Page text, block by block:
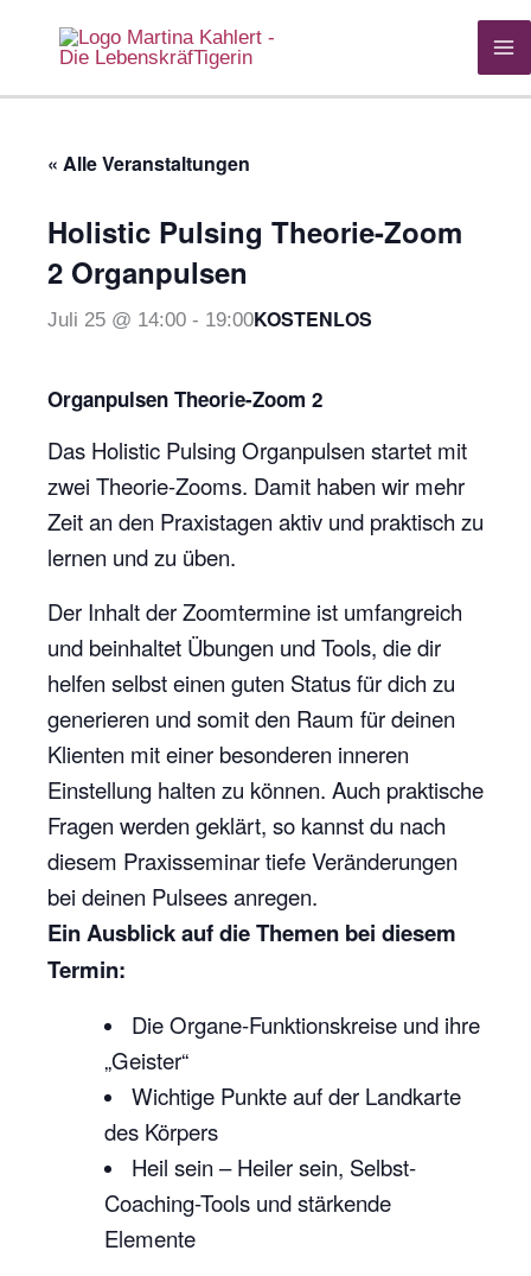
springen
« Alle Veranstaltungen
Holistic Pulsing Theorie-Zoom
2 Organpulsen
Juli 25 @ 14:00 - 19:00KOSTENLOS
Organpulsen Theorie-Zoom 2
Das Holistic Pulsing Organpulsen startet mit
zwei Theorie-Zooms. Damit haben wir mehr
Zeit an den Praxistagen aktiv und praktisch zu
lernen und zu üben.
Der Inhalt der Zoomtermine ist umfangreich
und beinhaltet Übungen und Tools, die dir
helfen selbst einen guten Status für dich zu
generieren und somit den Raum für deinen
Klienten mit einer besonderen inneren
Einstellung halten zu können. Auch praktische
Fragen werden geklärt, so kannst du nach
diesem Praxisseminar tiefe Veränderungen
bei deinen Pulsees anregen.
Ein Ausblick auf die Themen bei diesem
Termin:
Die Organe-Funktionskreise und ihre
„Geister“
Wichtige Punkte auf der Landkarte
des Körpers
Heil sein – Heiler sein, Selbst-
Coaching-Tools und stärkende
Elemente